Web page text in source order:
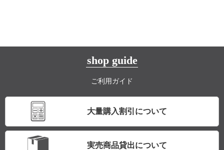
shop guide
ご利用ガイド
大量購入割引について
実売商品貸出について